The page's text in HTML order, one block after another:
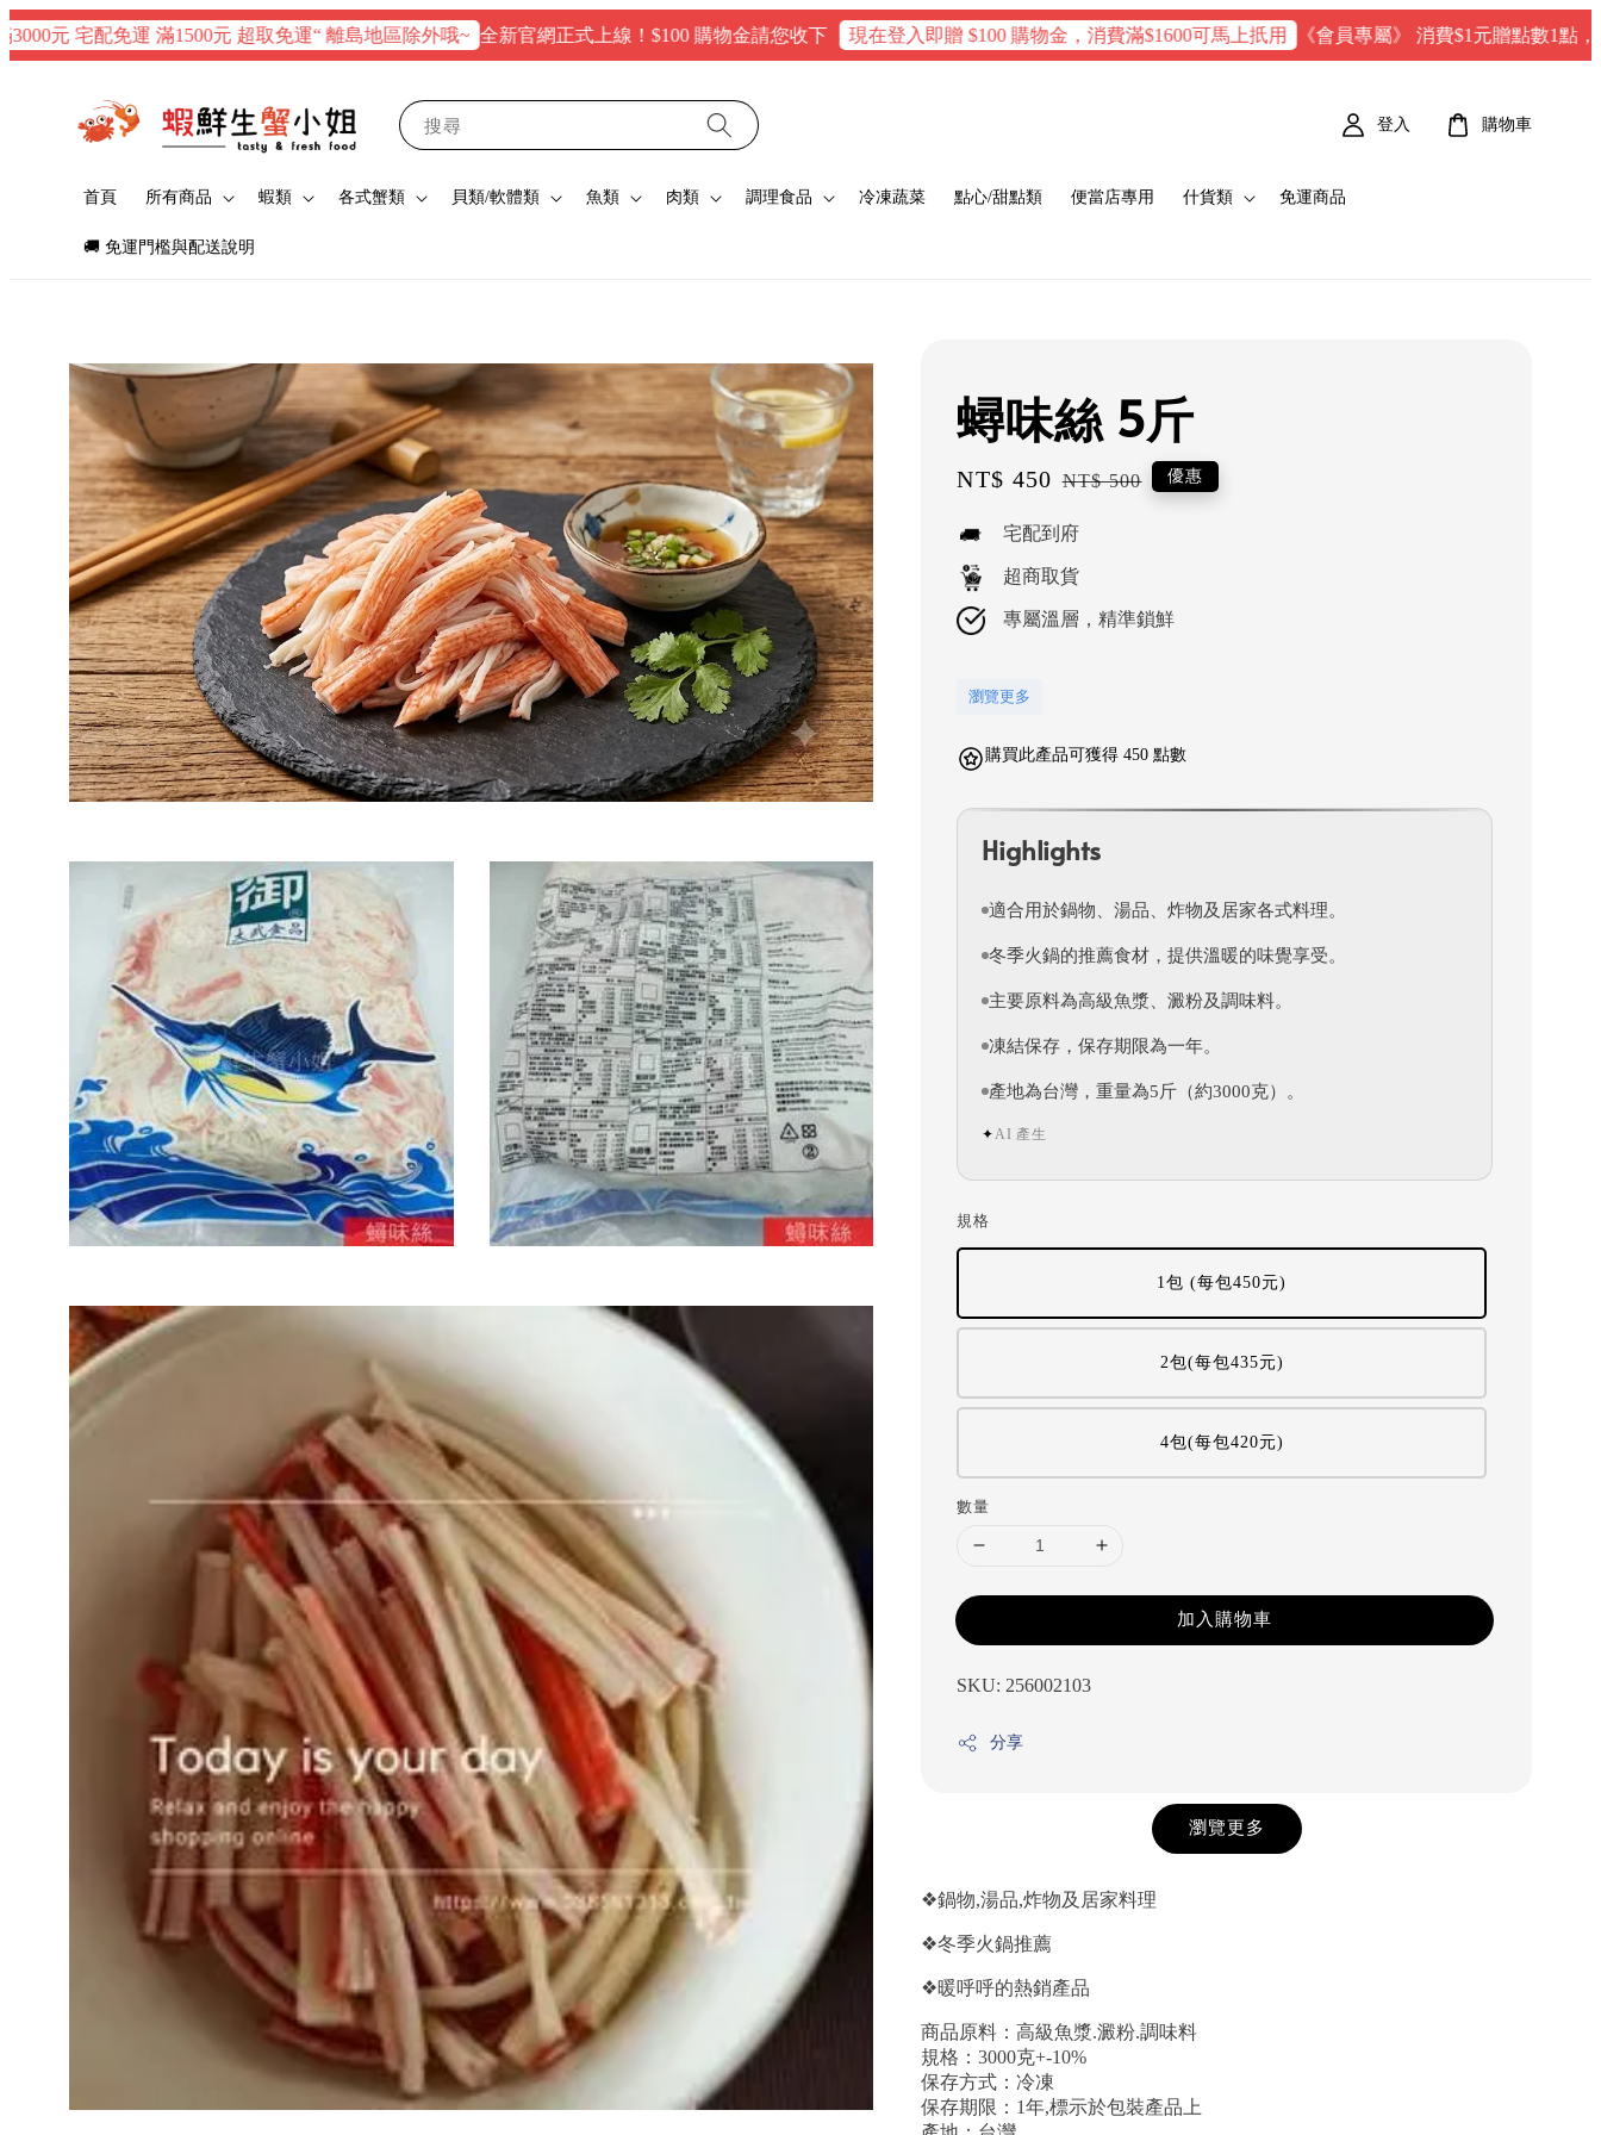
宅配免運 滿1500元 超取免運“ 離島地區除外哦~ 全新官網正式上線！$100 購物金請您收下 現在登入即贈 $100 購物金，消費滿$1600可馬上扺用 《會員專屬》 消費$1元贈點數1點，每100
搜尋
首頁 所有商品 蝦類 各式蟹類 貝類/軟體類 魚類 肉類 調理食品 冷凍蔬菜 點心/甜點類 便當店專用 什貨類 免運商品
🚚 免運門檻與配送說明
登入 購物車
蟳味絲 5斤
Sale
NT$ 450 Regular
NT$ 500 優惠
宅配到府
超商取貨
專屬溫層，精準鎖鮮
瀏覽更多
購買此產品可獲得 450 點數
Highlights
適合用於鍋物、湯品、炸物及居家各式料理。
冬季火鍋的推薦食材，提供溫暖的味覺享受。
主要原料為高級魚漿、澱粉及調味料。
凍結保存，保存期限為一年。
產地為台灣，重量為5斤（約3000克）。
✦ AI 產生
規格
1包 (每包450元)
2包(每包435元)
4包(每包420元)
數量
加入購物車
SKU: 256002103
分享
瀏覽更多
❖鍋物,湯品,炸物及居家料理
❖冬季火鍋推薦
❖暖呼呼的熱銷產品
商品原料：高級魚漿.澱粉.調味料
規格：3000克+-10%
保存方式：冷凍
保存期限：1年,標示於包裝產品上